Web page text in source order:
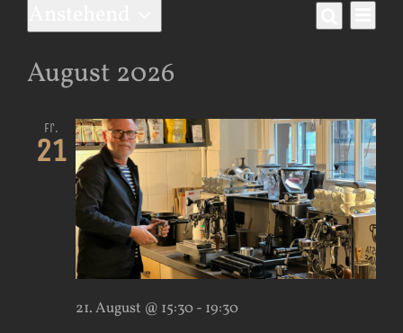
Veranstaltungen
und
Suche
Liste
Datum
wählen.
August 2026
Fr.
21
21. August @ 15:30- 19:30